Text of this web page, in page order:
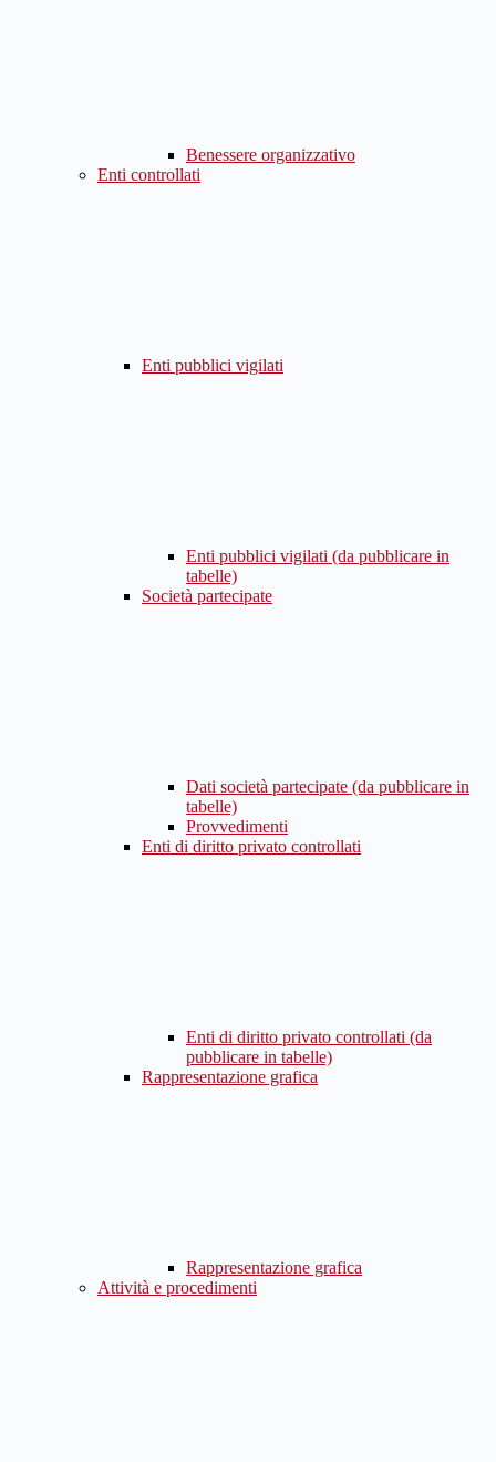
Benessere organizzativo
Enti controllati
Enti pubblici vigilati
Enti pubblici vigilati (da pubblicare in
tabelle)
Società partecipate
Dati società partecipate (da pubblicare in
tabelle)
Provvedimenti
Enti di diritto privato controllati
Enti di diritto privato controllati (da
pubblicare in tabelle)
Rappresentazione grafica
Rappresentazione grafica
Attività e procedimenti